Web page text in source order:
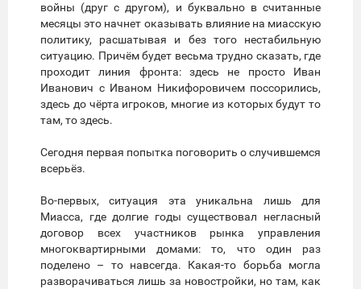
войны (друг с другом), и буквально в считанные
месяцы это начнет оказывать влияние на миасскую
политику, расшатывая и без того нестабильную
ситуацию. Причём будет весьма трудно сказать, где
проходит линия фронта: здесь не просто Иван
Иванович с Иваном Никифоровичем поссорились,
здесь до чёрта игроков, многие из которых будут то
там, то здесь.
Сегодня первая попытка поговорить о случившемся
всерьёз.
Во-первых, ситуация эта уникальна лишь для
Миасса, где долгие годы существовал негласный
договор всех участников рынка управления
многоквартирными домами: то, что один раз
поделено – то навсегда. Какая-то борьба могла
разворачиваться лишь за новостройки, но там, как